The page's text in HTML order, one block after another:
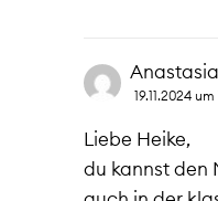
19.11.2024 um
Liebe Heike,
du kannst den